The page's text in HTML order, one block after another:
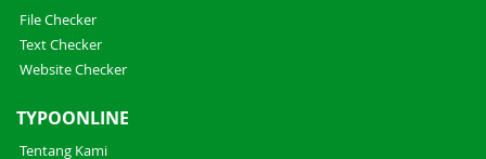
File Checker
Text Checker
Website Checker
TYPOONLINE
Tentang Kami